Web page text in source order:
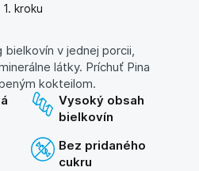
kroku
bielkovín v jednej porcii,
látky. Príchuť Pina
kokteilom.
Vysoký obsah
bielkovín
Bez pridaného
cukru